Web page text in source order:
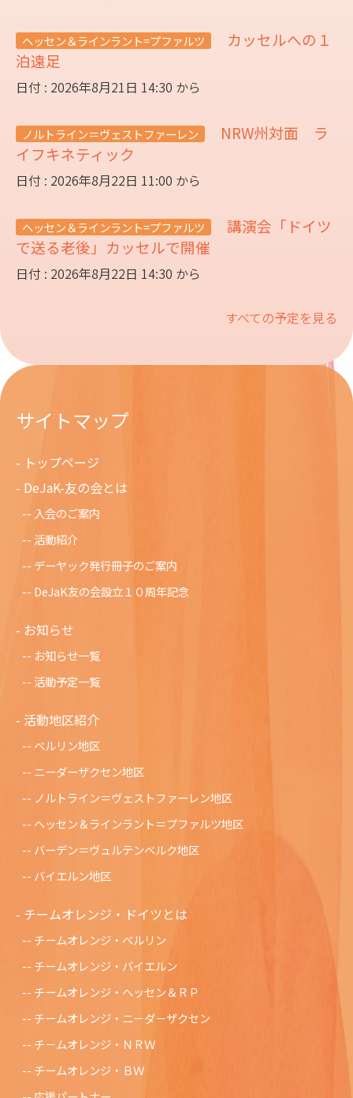
ヘッセン＆ラインラント=プファルツ
カッセルへの１
泊遠足
日付 : 2026年8月21日 14:30 から
ノルトライン＝ヴェストファーレン
NRW州対面 ラ
イフキネティック
日付 : 2026年8月22日 11:00 から
ヘッセン＆ラインラント=プファルツ
講演会「ドイツ
で送る老後」カッセルで開催
日付 : 2026年8月22日 14:30 から
すべての予定を見る
サイトマップ
トップページ
DeJaK-友の会とは
入会のご案内
活動紹介
デーヤック発行冊子のご案内
DeJaK友の会設立１０周年記念
お知らせ
お知らせ一覧
活動予定一覧
活動地区紹介
ベルリン地区
ニーダーザクセン地区
ノルトライン＝ヴェストファーレン地区
ヘッセン＆ラインラント＝プファルツ地区
バーデン＝ヴュルテンベルク地区
バイエルン地区
チームオレンジ・ドイツとは
チームオレンジ・ベルリン
チームオレンジ・バイエルン
チームオレンジ・ヘッセン＆ＲＰ
チームオレンジ・ニ－ダ－ザクセン
チ－ムオレンジ・ＮＲＷ
チームオレンジ・ＢＷ